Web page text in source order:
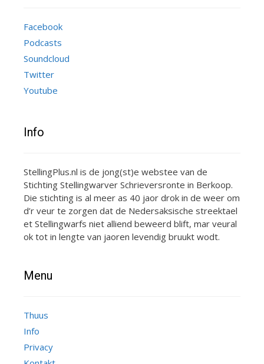
Facebook
Podcasts
Soundcloud
Twitter
Youtube
Info
StellingPlus.nl is de jong(st)e webstee van de
Stichting Stellingwarver Schrieversronte in Berkoop.
Die stichting is al meer as 40 jaor drok in de weer om
d’r veur te zorgen dat de Nedersaksische streektael
et Stellingwarfs niet alliend beweerd blift, mar veural
ok tot in lengte van jaoren levendig bruukt wodt.
Menu
Thuus
Info
Privacy